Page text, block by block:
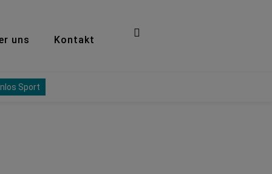
uns Kontakt
Sport